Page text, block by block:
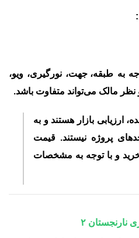
به طبقه، جهت، نورگیری، ویو،
نظر مالک می‌تواند متفاوت باشد.
ارزیابی بازار هستند و به
پروژه نیستند. قیمت
خرید و با توجه به مشخصات
نارنجستان ۲